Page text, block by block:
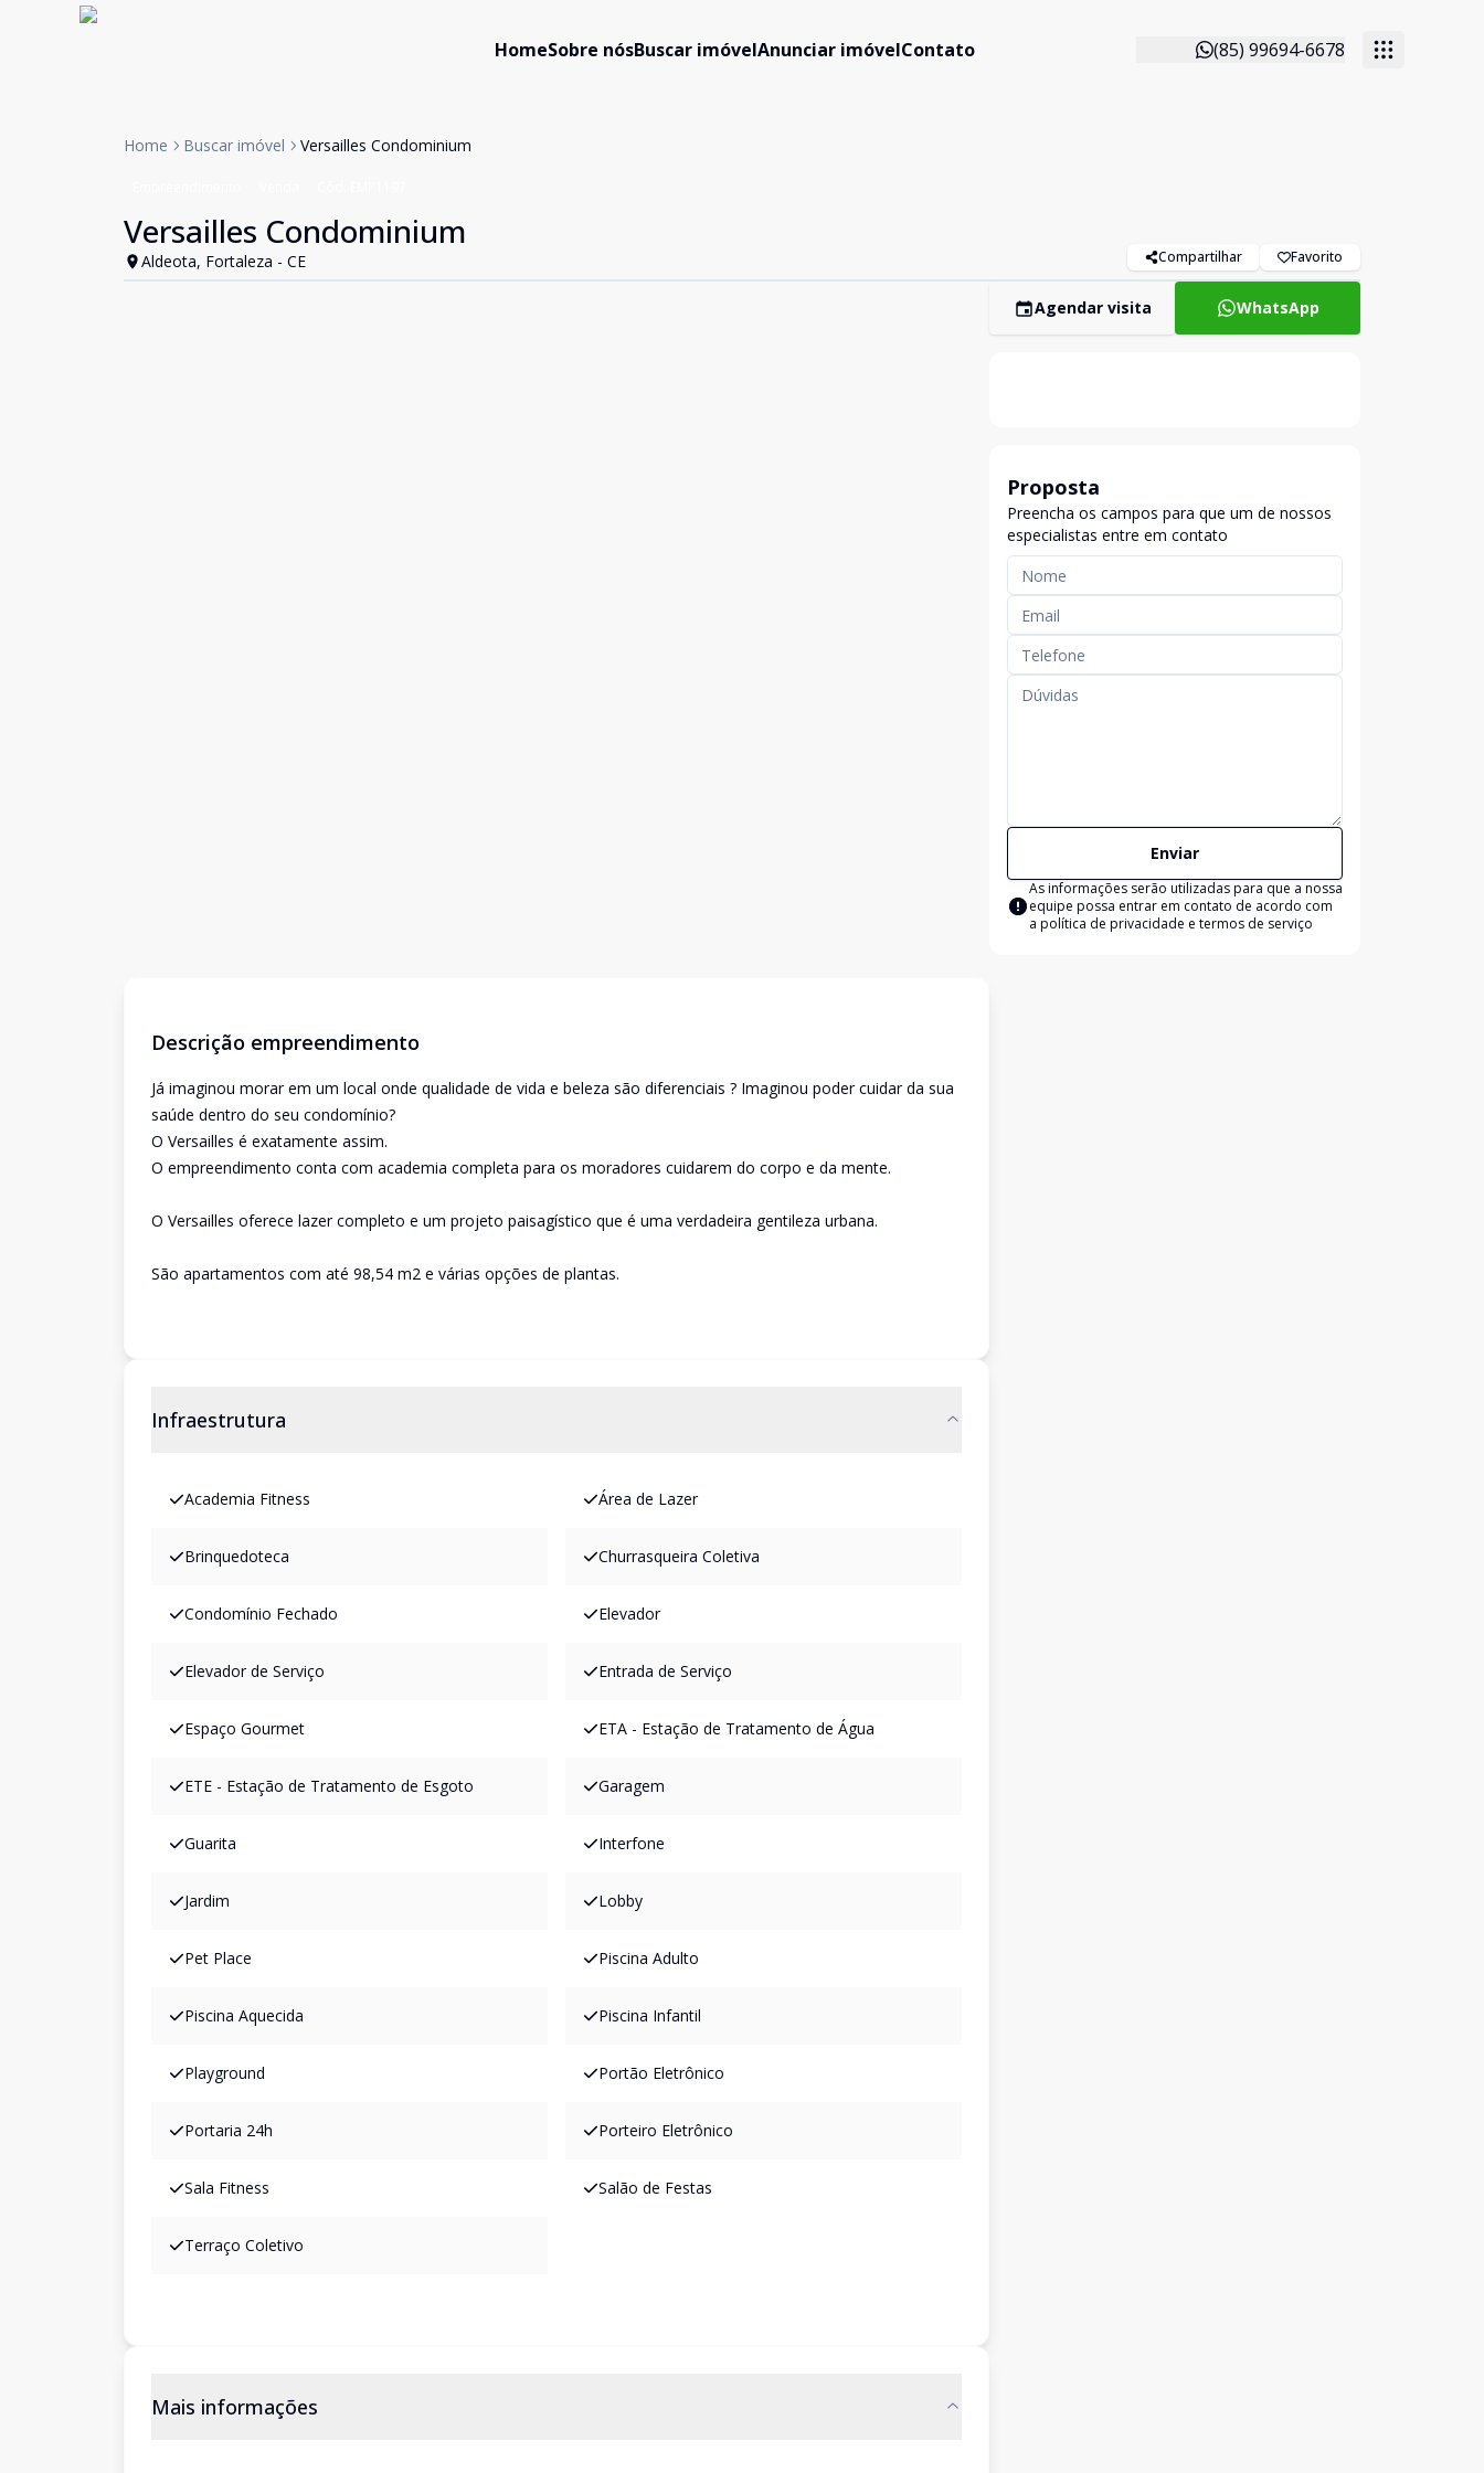
HomeSobre nósBuscar imóvelAnunciar imóvelContato (85) 99694-6678
Home Buscar imóvel Versailles Condominium
Versailles Condominium
Aldeota, Fortaleza - CE Compartilhar Favorito
Descrição empreendimento
Já imaginou morar em um local onde qualidade de vida e beleza são diferenciais ? Imaginou poder cuidar da sua
saúde dentro do seu condomínio?
O Versailles é exatamente assim.
O empreendimento conta com academia completa para os moradores cuidarem do corpo e da mente.
O Versailles oferece lazer completo e um projeto paisagístico que é uma verdadeira gentileza urbana.
São apartamentos com até 98,54 m2 e várias opções de plantas.
Infraestrutura
Academia Fitness Área de Lazer
Brinquedoteca Churrasqueira Coletiva
Condomínio Fechado Elevador
Elevador de Serviço Entrada de Serviço
Espaço Gourmet ETA - Estação de Tratamento de Água
ETE - Estação de Tratamento de Esgoto Garagem
Guarita Interfone
Jardim Lobby
Pet Place Piscina Adulto
Piscina Aquecida Piscina Infantil
Playground Portão Eletrônico
Portaria 24h Porteiro Eletrônico
Sala Fitness Salão de Festas
Terraço Coletivo
Mais informações
Agendar visita WhatsApp
Proposta
Preencha os campos para que um de nossos
especialistas entre em contato
Enviar
As informações serão utilizadas para que a nossa
equipe possa entrar em contato de acordo com
a política de privacidade e termos de serviço